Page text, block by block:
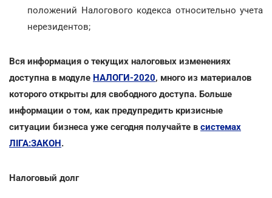
положений Налогового кодекса относительно учета
нерезидентов;
Вся информация о текущих налоговых изменениях
доступна в модуле НАЛОГИ-2020, много из материалов
которого открыты для свободного доступа. Больше
информации о том, как предупредить кризисные
ситуации бизнеса уже сегодня получайте в системах
ЛІГА:ЗАКОН.
Налоговый долг